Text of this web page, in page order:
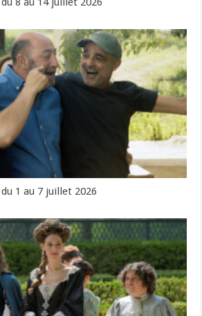
1 au 7 juillet 2026